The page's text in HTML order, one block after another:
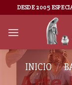
DESDE 2005
INICIO /